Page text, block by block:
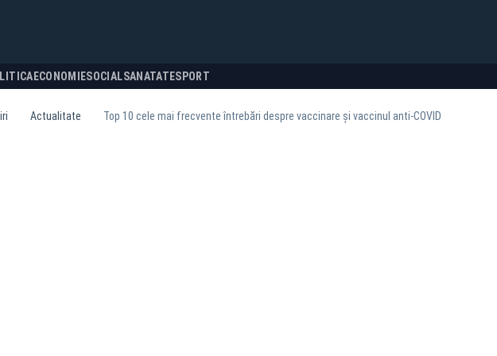
ECONOMIESOCIALSANATATESPORT
Actualitate Top 10 cele mai frecvente întrebări despre vaccinare și vaccinul anti-COVID